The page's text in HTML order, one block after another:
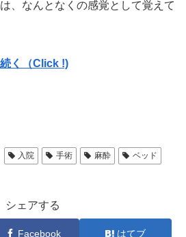
、なんとなくの感覚として覚えて
く（Click !)
入院 手術 麻酔
ベッド
シェアする
Facebook はてブ